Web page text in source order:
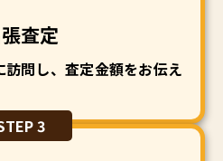
ょっぱいものが食べたくな
て、よく頼みがちです(・
ょう('ω')ノ
写真撮影もご
がとうございました！
査定
問し、査定金額をお伝え
3